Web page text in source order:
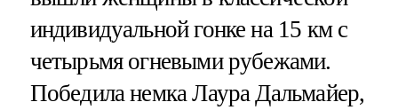
индивидуальной гонке на 15 км с
четырьмя огневыми рубежами.
Победила немка Лаура Дальмайер,